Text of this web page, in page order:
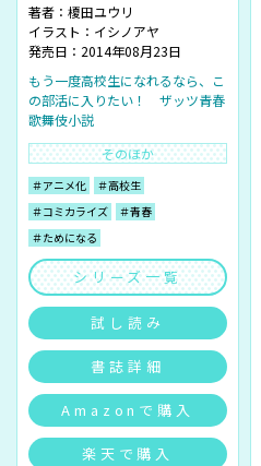
著者： 榎田ユウリ
イラスト： イシノアヤ
発売日：2014年08月23日
もう一度高校生になれるなら、こ
の部活に入りたい！ ザッツ青春
歌舞伎小説
そのほか
＃アニメ化
＃高校生
＃コミカライズ
＃青春
＃ためになる
シリーズ一覧
試し読み
書誌詳細
Amazonで購入
楽天で購入